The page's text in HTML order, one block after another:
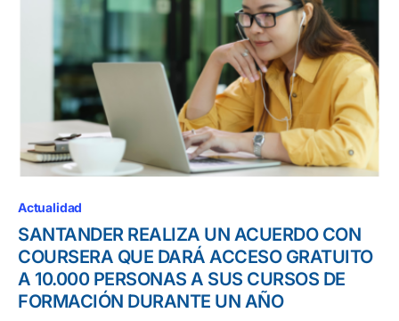
Actualidad
SANTANDER REALIZA UN ACUERDO CON
COURSERA QUE DARÁ ACCESO GRATUITO
A 10.000 PERSONAS A SUS CURSOS DE
FORMACIÓN DURANTE UN AÑO